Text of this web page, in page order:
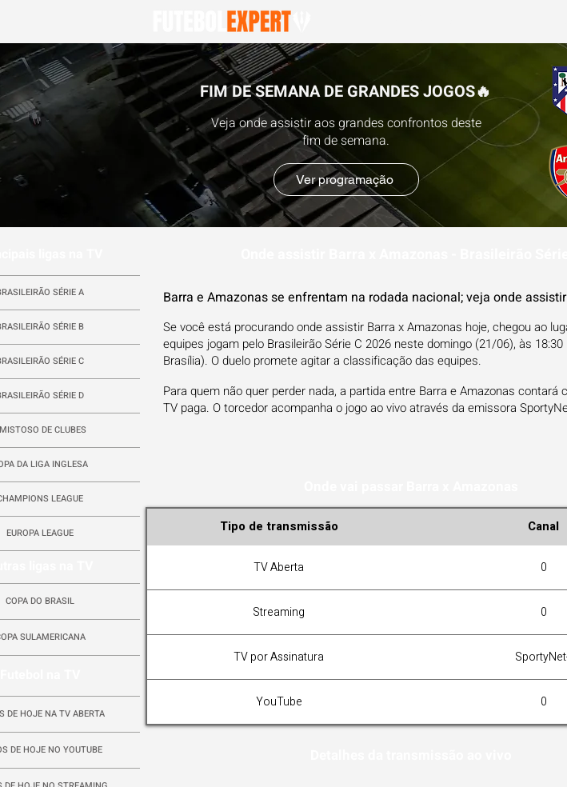
FIM DE SEMANA DE GRANDES JOGOS🔥
Veja onde assistir aos grandes confrontos deste
fim de semana.
Ver programação
SÉRIE A
SÉRIE B
SÉRIE C
SÉRIE D
DE CLUBES
DA LIGA INGLESA
LEAGUE
EUROPA LEAGUE
COPA DO BRASIL
SULAMERICANA
DE HOJE NA TV ABERTA
DE HOJE NO YOUTUBE
Barra e Amazonas se enfrentam na rodada nacional; veja onde
Se você está procurando onde assistir Barra x Amazonas hoje, chegou ao
equipes jogam pelo Brasileirão Série C 2026 neste domingo (21/06), às
Brasília). O duelo promete agitar a classificação das equipes.
Para quem não quer perder nada, a partida entre Barra e Amazonas contará
TV paga. O torcedor acompanha o jogo ao vivo através da emissora
Tipo de transmissão Canal
TV Aberta 0
Streaming 0
TV por Assinatura
YouTube 0